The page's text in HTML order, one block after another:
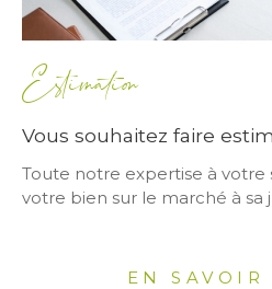
Estimation
Vous souhaitez faire
Toute notre expertise à
votre bien sur le marché à sa
EN SAVOIR